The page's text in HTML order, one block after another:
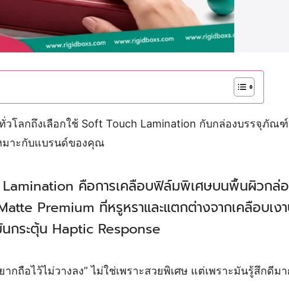
วโลกถึงเลือกใช้ Soft Touch Lamination กับกล่องบรรจุภัณ
มาะกับแบรนด์ของคุณ
คือการเคลือบฟิล์มพิเศษบนพื้นผิวกล่อ
Premium ที่หรูหราและแตกต่างจากเคลือบเ
กระตุ้น Haptic Response
ถือไว้ไม่วางลง” ไม่ใช่เพราะสวยพิเศษ แต่เพราะมันรู้สึกดีม